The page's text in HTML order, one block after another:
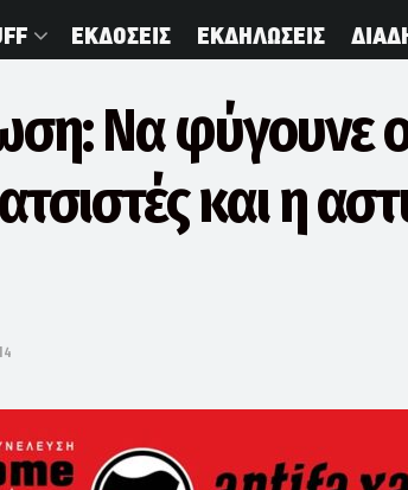
ΕΚΔΟΣΕΙΣ ΕΚΔΗΛΩΣΕΙΣ
Να φύγουνε
και η